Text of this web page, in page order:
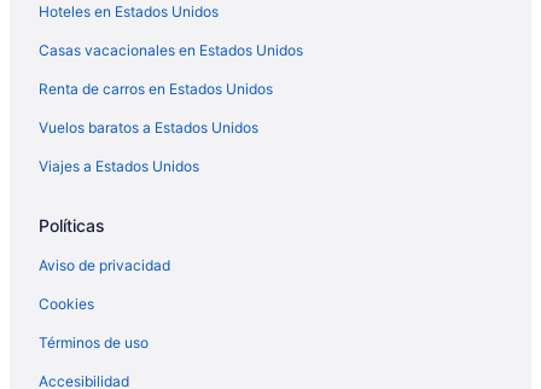
Hoteles en Estados Unidos
Casas vacacionales en Estados Unidos
Renta de carros en Estados Unidos
Vuelos baratos a Estados Unidos
Viajes a Estados Unidos
Políticas
Aviso de privacidad
Cookies
Términos de uso
Accesibilidad